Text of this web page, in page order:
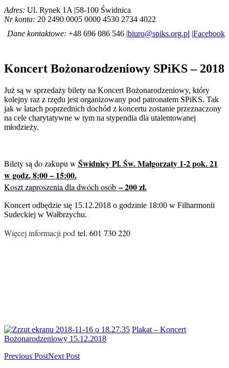
Adres: Ul. Rynek 1A |58-100 Świdnica
Nr konta: 20 2490 0005 0000 4530 2734 4022
Dane kontaktowe: +48 696 086 546 |biuro@spiks.org.pl |Facebook
Koncert Bożonarodzeniowy SPiKS – 2018
Już są w sprzedaży bilety na Koncert Bożonarodzeniowy, który
kolejny raz z rzędu jest organizowany pod patronatem SPiKS. Tak
jak w latach poprzednich dochód z koncertu zostanie przeznaczony
na cele charytatywne w tym na stypendia dla utalentowanej
młodzieży.
Bilety są do zakupu w Świdnicy Pl. Św. Małgorzaty 1-2 pok. 21
w godz. 8:00 – 15:00.
Koszt zaproszenia dla dwóch osób – 200 zł.
Koncert odbędzie się 15.12.2018 o godzinie 18:00 w Filharmonii
Sudeckiej w Wałbrzychu.
Więcej informacji pod tel. 601 730 220
Plakat – Koncert
Bożonarodzeniowy 15.12.2018
Previous PostNext Post